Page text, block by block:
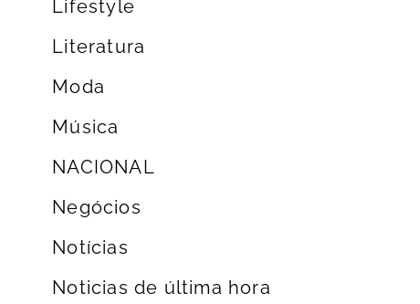
Lifestyle
Literatura
Moda
Música
NACIONAL
Negócios
Notícias
Noticias de última hora